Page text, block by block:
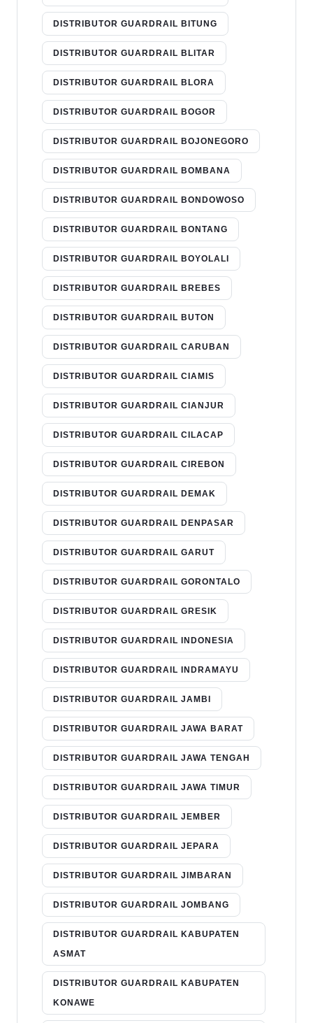
DISTRIBUTOR GUARDRAIL BITUNG
DISTRIBUTOR GUARDRAIL BLITAR
DISTRIBUTOR GUARDRAIL BLORA
DISTRIBUTOR GUARDRAIL BOGOR
DISTRIBUTOR GUARDRAIL BOJONEGORO
DISTRIBUTOR GUARDRAIL BOMBANA
DISTRIBUTOR GUARDRAIL BONDOWOSO
DISTRIBUTOR GUARDRAIL BONTANG
DISTRIBUTOR GUARDRAIL BOYOLALI
DISTRIBUTOR GUARDRAIL BREBES
DISTRIBUTOR GUARDRAIL BUTON
DISTRIBUTOR GUARDRAIL CARUBAN
DISTRIBUTOR GUARDRAIL CIAMIS
DISTRIBUTOR GUARDRAIL CIANJUR
DISTRIBUTOR GUARDRAIL CILACAP
DISTRIBUTOR GUARDRAIL CIREBON
DISTRIBUTOR GUARDRAIL DEMAK
DISTRIBUTOR GUARDRAIL DENPASAR
DISTRIBUTOR GUARDRAIL GARUT
DISTRIBUTOR GUARDRAIL GORONTALO
DISTRIBUTOR GUARDRAIL GRESIK
DISTRIBUTOR GUARDRAIL INDONESIA
DISTRIBUTOR GUARDRAIL INDRAMAYU
DISTRIBUTOR GUARDRAIL JAMBI
DISTRIBUTOR GUARDRAIL JAWA BARAT
DISTRIBUTOR GUARDRAIL JAWA TENGAH
DISTRIBUTOR GUARDRAIL JAWA TIMUR
DISTRIBUTOR GUARDRAIL JEMBER
DISTRIBUTOR GUARDRAIL JEPARA
DISTRIBUTOR GUARDRAIL JIMBARAN
DISTRIBUTOR GUARDRAIL JOMBANG
DISTRIBUTOR GUARDRAIL KABUPATEN
ASMAT
DISTRIBUTOR GUARDRAIL KABUPATEN
KONAWE